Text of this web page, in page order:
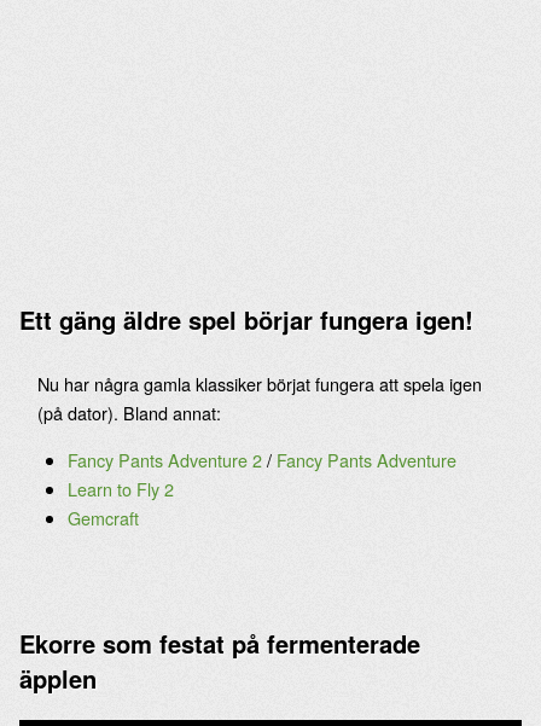
Ett gäng äldre spel börjar fungera igen!
Nu har några gamla klassiker börjat fungera att spela igen
(på dator). Bland annat:
Fancy Pants Adventure 2/ Fancy Pants Adventure
Learn to Fly 2
Gemcraft
Ekorre som festat på fermenterade
äpplen